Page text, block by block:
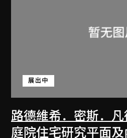
路德維希．密斯．
展出中
庭院住宅研究平面及